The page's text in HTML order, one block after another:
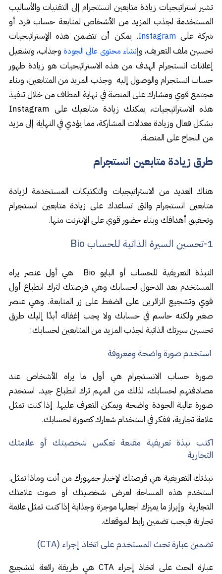
تشير استراتيجيات زيادة متابعين انستجرام إلى التقنيات والأساليب
المستخدمة لجذب المزيد من الأشخاص لمتابعة حساب فرد أو
شركة على Instagram. يمكن أن تتضمن هذه الإستراتيجيات
تحسين ملف التعريف، وإنشاء محتوى عالي الجودةوجذاب، وتشغيل
إعلانات انستجرام الهدف من هذه الاستراتيجيات هو زيادة ظهور
حساب انستجرام والوصول إليه وجذب المزيد من المتابعين، وبناء
مجتمع قوي ومشارك على المنصة في نهاية المطاف من خلال تنفيذ
هذه الاستراتيجيات، يمكنك زيادة متابعيك على Instagram
بشكل فعال وزيادة معدلات المشاركة، مما يؤدي في النهاية إلى مزيد
من النجاح على المنصة.
طرق زيادة متابعين انستجرام
هناك العديد من الاستراتيجيات والتكتيكات المستخدمة لزيادة
متابعين انستجرام والتى تساعدك على زيادة متابعين انستجرام
وتحقيق أهدافك وبناء حضور قوي على الإنترنت منها.
1-تحسين السيرة الذاتية للحساب Bio
النبذة التعريفية للحساب أو البايو Bio هي أول عنصر يراه
المستخدم بعد الدخول لحسابك وهي فرصتك لترك انطباع أول
قوي وتشجيع الزائرين على الضغط على زر المتابعة. وهي عنصر
صغير ولكنه حاسم في حسابك ولا يجب إغفاله أبدًا إليك طرق
تحسين سيرتك الذاتية لجذب المزيد من المتابعين لحسابك:
استخدم صورة واضحة ومعروفة
صورة حساب الانستجرام هي أول ما يراه الأشخاص عند
مصادفتهم لحسابك، لذلك من المهم ترك انطباع جيد. استخدم
صورة عالية الجودة واضحة ويمكن التعرف عليها. إذا كنت تمثل
علامة تجارية، ففكر في استخدام شعارك كصورة لحسابك.
اكتب نبذة تعريفية مقنعة تعكس شخصيتك أو علامتك
التجارية
نبذتك التعريفية هي فرصتك لإخبار جمهورك من أنت وماذا تمثل.
استخدم هذه المساحة لعرض شخصيتك أو صوت علامتك
التجارية وإبراز ما يميزك اجعلها موجزة وجذابة إذا كنت تمثل علامة
تجارية فيجب تضمين رابط لموقعك.
تضمين عبارة تحث المستخدم على اتخاذ إجراء (CTA)
عبارة الحث على اتخاذ إجراء CTA هي طريقة رائعة لتشجيع